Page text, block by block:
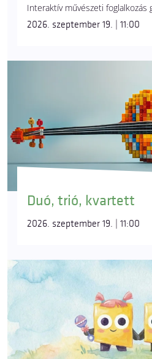
Interaktív művészeti foglalkozás
2026. szeptember 19. | 11:00
Duó, trió, kvartett
2026. szeptember 19. | 11:00